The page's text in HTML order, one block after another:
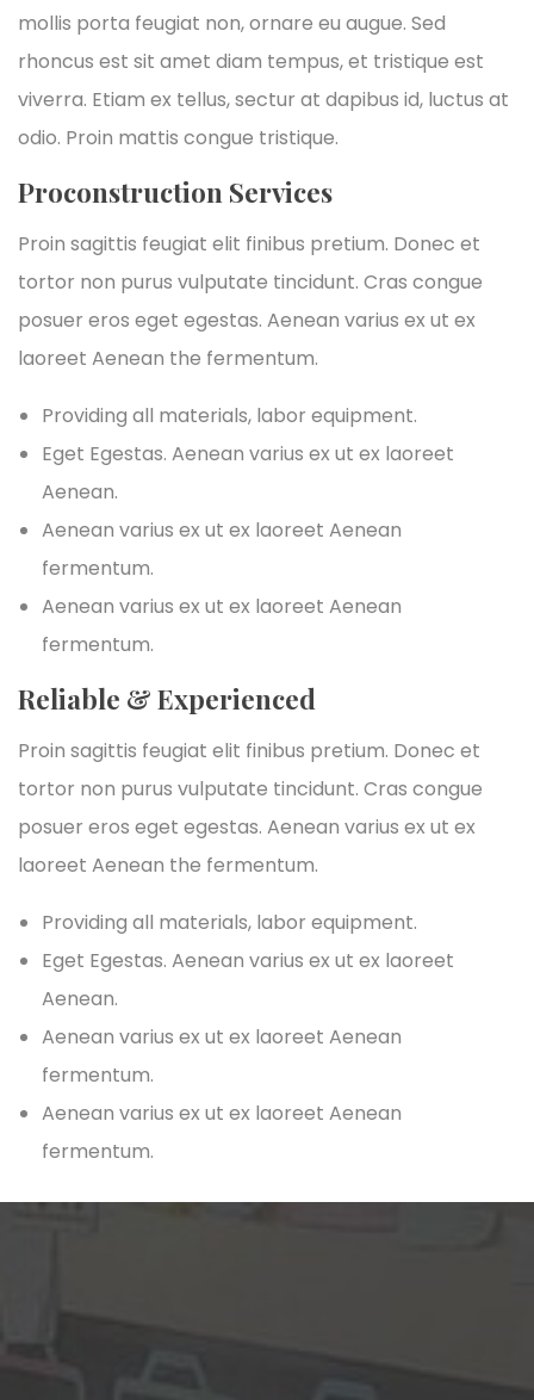
mollis porta feugiat non, ornare eu augue. Sed
rhoncus est sit amet diam tempus, et tristique est
viverra. Etiam ex tellus, sectur at dapibus id, luctus at
odio. Proin mattis congue tristique.
Proconstruction Services
Proin sagittis feugiat elit finibus pretium. Donec et
tortor non purus vulputate tincidunt. Cras congue
posuer eros eget egestas. Aenean varius ex ut ex
laoreet Aenean the fermentum.
Providing all materials, labor equipment.
Eget Egestas. Aenean varius ex ut ex laoreet
Aenean.
Aenean varius ex ut ex laoreet Aenean
fermentum.
Aenean varius ex ut ex laoreet Aenean
fermentum.
Reliable & Experienced
Proin sagittis feugiat elit finibus pretium. Donec et
tortor non purus vulputate tincidunt. Cras congue
posuer eros eget egestas. Aenean varius ex ut ex
laoreet Aenean the fermentum.
Providing all materials, labor equipment.
Eget Egestas. Aenean varius ex ut ex laoreet
Aenean.
Aenean varius ex ut ex laoreet Aenean
fermentum.
Aenean varius ex ut ex laoreet Aenean
fermentum.